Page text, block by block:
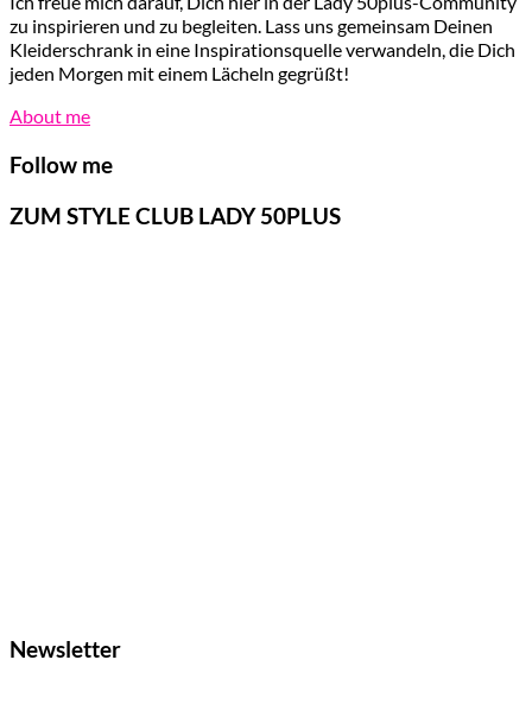
zu inspirieren und zu begleiten. Lass uns gemeinsam Deinen
Kleiderschrank in eine Inspirationsquelle verwandeln, die Dich
jeden Morgen mit einem Lächeln gegrüßt!
About me
Follow me
ZUM STYLE CLUB LADY 50PLUS
Newsletter